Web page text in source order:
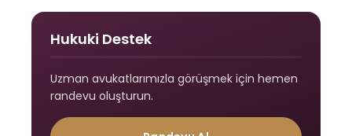
Hukuki Destek
Uzman avukatlarımızla görüşmek için hemen
randevu oluşturun.